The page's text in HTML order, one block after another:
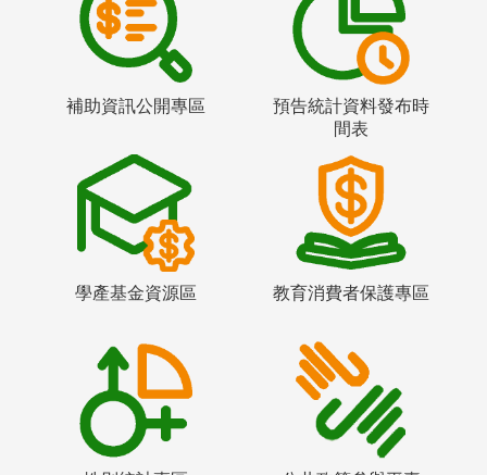
補助資訊公開專區
預告統計資料發布時
間表
學產基金資源區 教育消費者保護專區